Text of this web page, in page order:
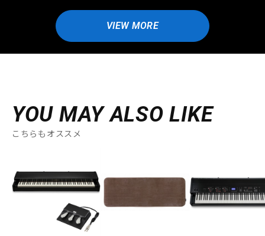
VIEW MORE
YOU MAY ALSO LIKE
こちらもオススメ